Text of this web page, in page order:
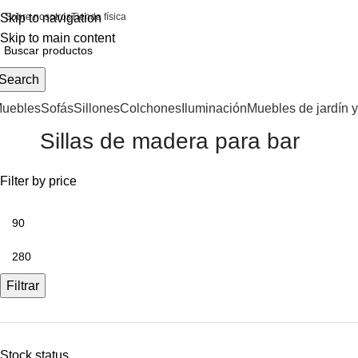
Skip to navigation
Skip to main content
Sobre nosotrosTienda física
SofásSillonesColchones IluminaciónMuebles de jardín
Sillas de madera para bar
Filter by price
Filtrar
Stock status